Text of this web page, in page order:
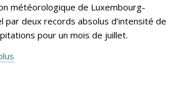
météorologique de Luxembourg-
par deux records absolus d’intensité de
pour un mois de juillet.